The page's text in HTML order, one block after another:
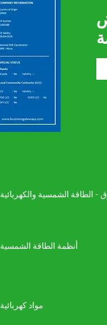
- الطاقة الشمسية والكهربائية
أنظمة الطاقة الشمسية
مواد كهربائية